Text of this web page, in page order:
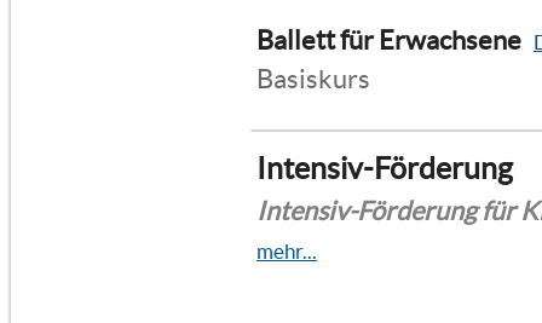
Ballett für Erwachsene
Basiskurs
Intensiv-Förderung
Intensiv-Förderung für
mehr...